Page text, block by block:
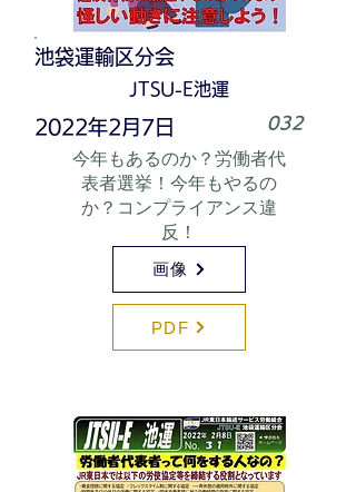
池袋運輸区分会
JTSU-E池運
2022年2月7日 032
今年もあるのか？労働者代
表者選挙！今年もやるの
か？コンプライアンス違
反！
画像
PDF